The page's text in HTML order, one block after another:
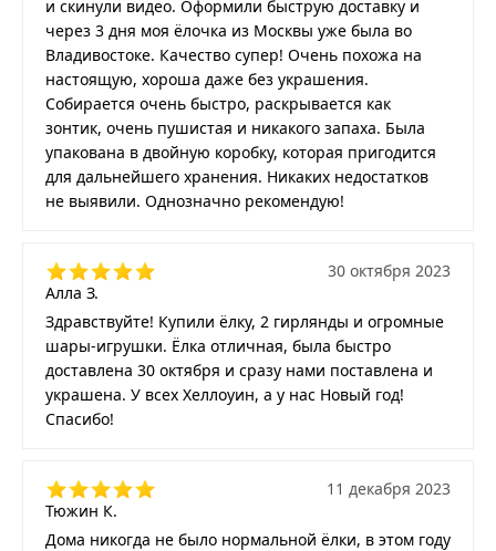
и скинули видео. Оформили быструю доставку и
через 3 дня моя ёлочка из Москвы уже была во
Владивостоке. Качество супер! Очень похожа на
настоящую, хороша даже без украшения.
Собирается очень быстро, раскрывается как
зонтик, очень пушистая и никакого запаха. Была
упакована в двойную коробку, которая пригодится
для дальнейшего хранения. Никаких недостатков
не выявили. Однозначно рекомендую!
Алла З.
30 октября 2023
Здравствуйте! Купили ёлку, 2 гирлянды и огромные
шары-игрушки. Ёлка отличная, была быстро
доставлена 30 октября и сразу нами поставлена и
украшена. У всех Хеллоуин, а у нас Новый год!
Спасибо!
Тюжин К.
11 декабря 2023
Дома никогда не было нормальной ёлки, в этом году